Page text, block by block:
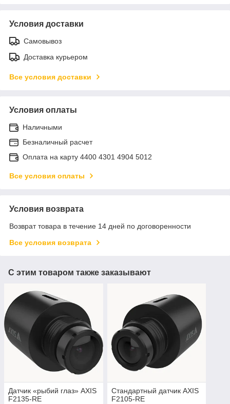
Условия доставки
Самовывоз
Доставка курьером
Все условия доставки
Условия оплаты
Наличными
Безналичный расчет
Оплата на карту 4400 4301 4904 5012
Все условия оплаты
Условия возврата
Возврат товара в течение 14 дней по договоренности
Все условия возврата
С этим товаром также заказывают
Датчик «рыбий глаз» AXIS
F2135-RE
Стандартный датчик AXIS
F2105-RE